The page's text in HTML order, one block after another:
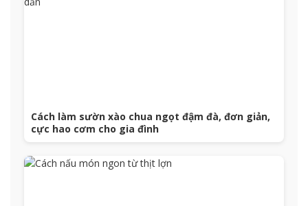
Cách làm sườn xào chua ngọt đậm đà, đơn giản,
cực hao cơm cho gia đình